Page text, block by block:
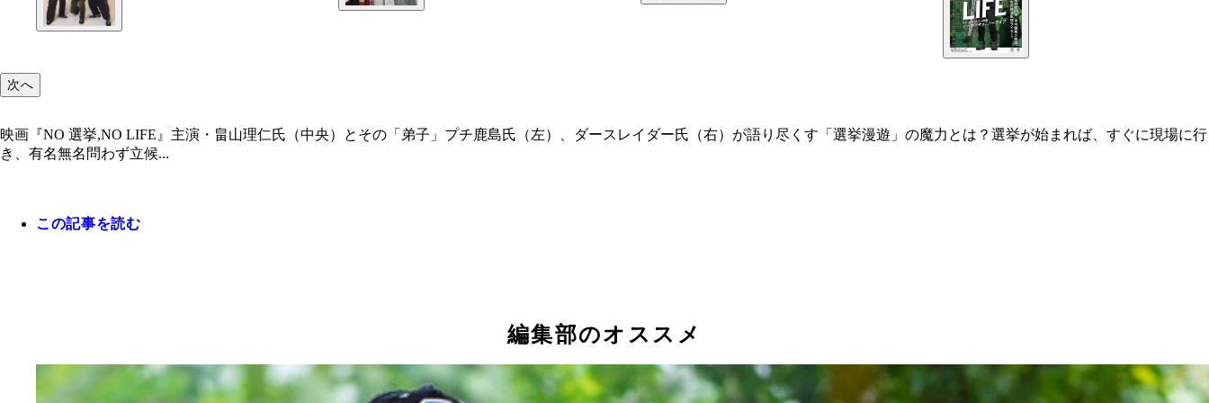
次へ
映画『NO 選挙,NO LIFE』主演・畠山理仁氏（中央）とその「弟子」プチ鹿島氏（左）、ダースレイダー氏（右）が語り尽くす「選挙漫遊」の魔力とは？選挙が始まれば、すぐに現場に行
き、有名無名問わず立候...
この記事を読む
編集部のオススメ